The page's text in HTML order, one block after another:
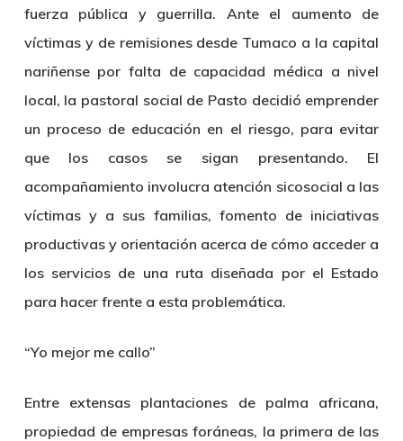
fuerza pública y guerrilla. Ante el aumento de
víctimas y de remisiones desde Tumaco a la capital
nariñense por falta de capacidad médica a nivel
local, la pastoral social de Pasto decidió emprender
un proceso de educación en el riesgo, para evitar
que los casos se sigan presentando. El
acompañamiento involucra atención sicosocial a las
víctimas y a sus familias, fomento de iniciativas
productivas y orientación acerca de cómo acceder a
los servicios de una ruta diseñada por el Estado
para hacer frente a esta problemática.
“Yo mejor me callo”
Entre extensas plantaciones de palma africana,
propiedad de empresas foráneas, la primera de las